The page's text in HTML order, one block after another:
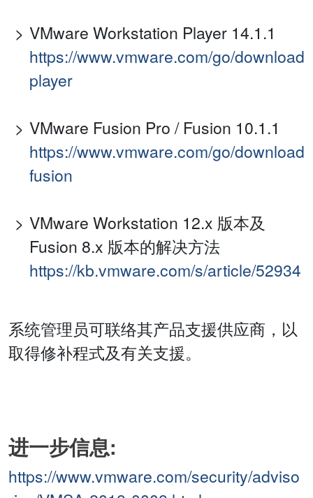
VMware Workstation Player 14.1.1
https://www.vmware.com/go/download
player
VMware Fusion Pro / Fusion 10.1.1
https://www.vmware.com/go/download
fusion
VMware Workstation 12.x 版本及
Fusion 8.x 版本的解决方法
https://kb.vmware.com/s/article/52934
系统管理员可联络其产品支援供应商，以
取得修补程式及有关支援。
进一步信息:
https://www.vmware.com/security/adviso